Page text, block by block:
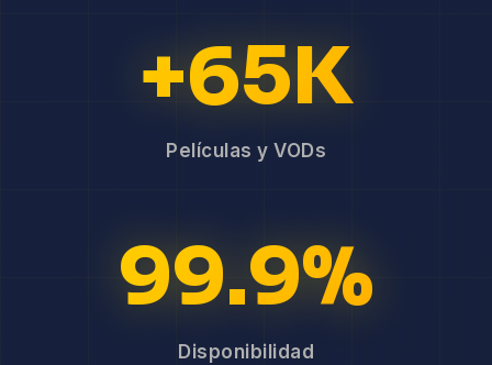
+65K
Películas y VODs
99.9%
Disponibilidad